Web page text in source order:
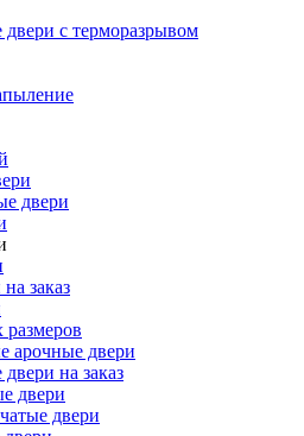
двери с терморазрывом
двери
заказ
арочные двери
на заказ
двери
двери